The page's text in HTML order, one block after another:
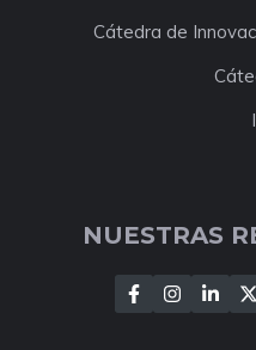
Cátedra de
NUESTRAS